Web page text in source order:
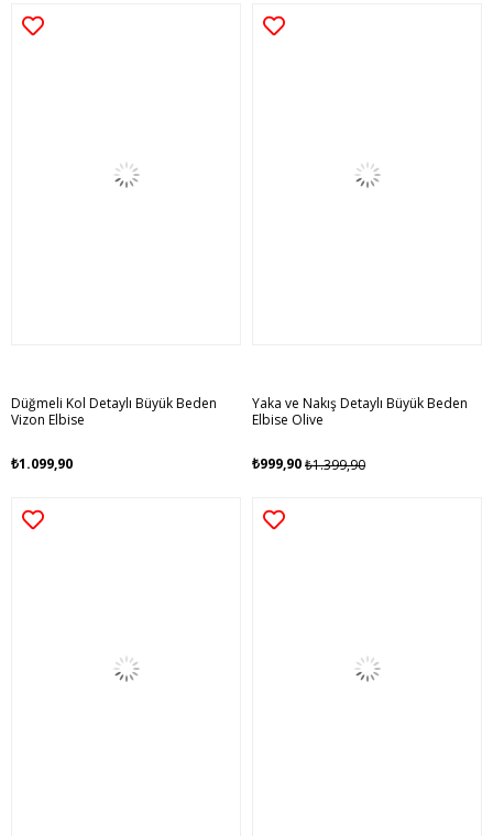
Düğmeli Kol Detaylı Büyük Beden
Vizon Elbise
₺1.099,90
Yaka ve Nakış Detaylı Büyük Beden
Elbise Olive
₺999,90₺1.399,90